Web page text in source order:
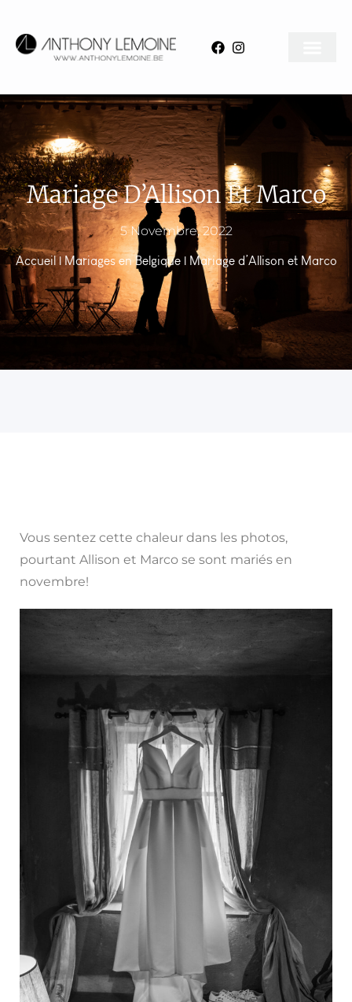
Mariage D’Allison Et Marco
5 Novembre, 2022
Accueil|Mariages en Belgique| Mariage d’Allison et Marco
Vous sentez cette chaleur dans les photos,
pourtant Allison et Marco se sont mariés en
novembre!